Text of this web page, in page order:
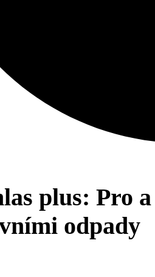
plus: Pro
odpady